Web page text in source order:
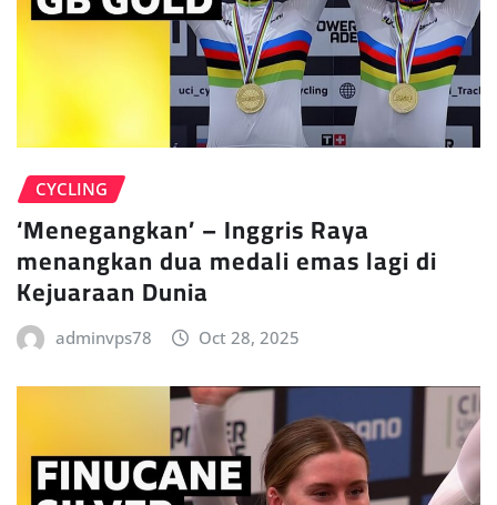
CYCLING
‘Menegangkan’ – Inggris Raya
menangkan dua medali emas lagi di
Kejuaraan Dunia
adminvps78 Oct 28, 2025